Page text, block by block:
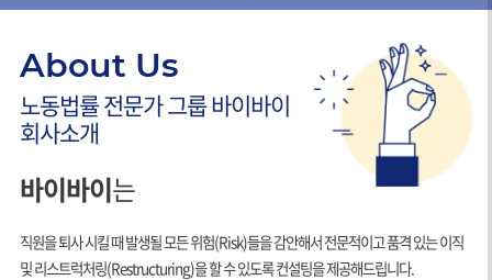
About Us
노동법률 전문가 그룹바이바이
회사소개
바이바이는
직원을 퇴사 시킬 때 발생될 모든 위험(Risk)들을 감안해서 전문적이고 품격 있는 이직
및 리스트럭처링(Restructuring)을 할 수 있도록 컨설팅을 제공해드립니다.